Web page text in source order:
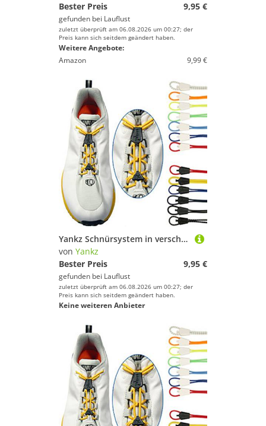
Bester Preis
9,95 €
gefunden bei Lauflust
zuletzt überprüft am 06.08.2026 um 00:27; der
Preis kann sich seitdem geändert haben.
Weitere Angebote:
Amazon
9,99 €
Yankz Schnürsystem in verschiedenen Farben
von Yankz
Bester Preis
9,95 €
gefunden bei Lauflust
zuletzt überprüft am 06.08.2026 um 00:27; der
Preis kann sich seitdem geändert haben.
Keine weiteren Anbieter